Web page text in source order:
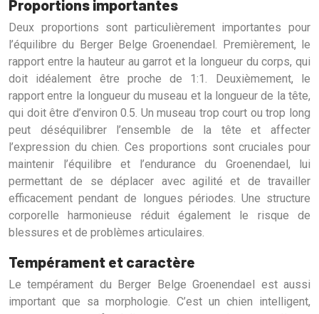
Proportions importantes
Deux proportions sont particulièrement importantes pour
l’équilibre du Berger Belge Groenendael. Premièrement, le
rapport entre la hauteur au garrot et la longueur du corps, qui
doit idéalement être proche de 1:1. Deuxièmement, le
rapport entre la longueur du museau et la longueur de la tête,
qui doit être d’environ 0.5. Un museau trop court ou trop long
peut déséquilibrer l’ensemble de la tête et affecter
l’expression du chien. Ces proportions sont cruciales pour
maintenir l’équilibre et l’endurance du Groenendael, lui
permettant de se déplacer avec agilité et de travailler
efficacement pendant de longues périodes. Une structure
corporelle harmonieuse réduit également le risque de
blessures et de problèmes articulaires.
Tempérament et caractère
Le tempérament du Berger Belge Groenendael est aussi
important que sa morphologie. C’est un chien intelligent,